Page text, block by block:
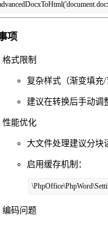
项
格式限制
复杂样式（渐变填充
建议在转换后手动调
性能优化
大文件处理建议分块
启用缓存机制：
编码问题